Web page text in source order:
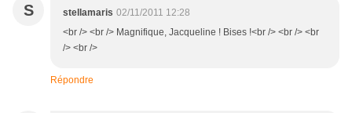
S stellamaris 02/11/2011 12:28
<br /> <br /> Magnifique, Jacqueline ! Bises !<br /> <br /> <br
/> <br />
Répondre